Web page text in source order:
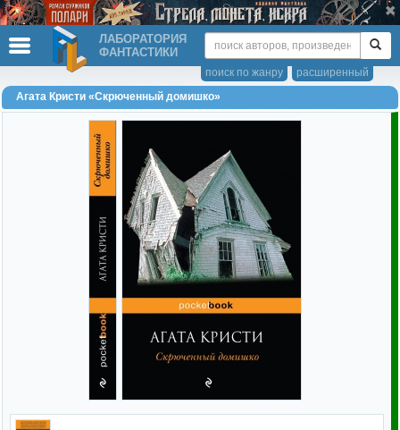
ЛАБОРАТОРИЯ
ФАНТАСТИКИ
расширенный
поиск по жанру
Агата Кристи «Скрюченный домишко»